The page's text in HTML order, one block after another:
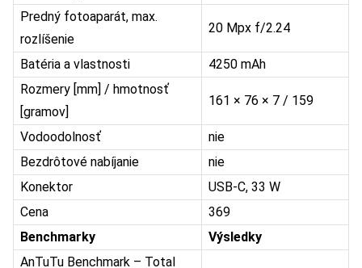
Predný fotoaparát, max.
rozlíšenie
20 Mpx f/2.24
Batéria a vlastnosti
4250 mAh
Rozmery [mm] / hmotnosť
[gramov]
161 × 76 × 7 / 159
Vodoodolnosť
nie
Bezdrôtové nabíjanie
nie
Konektor
USB-C, 33 W
Cena
369
Benchmarky
Výsledky
AnTuTu Benchmark – Total